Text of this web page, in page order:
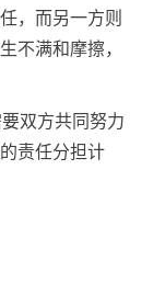
，而另一方则
不满和摩擦，
双方共同努力
责任分担计